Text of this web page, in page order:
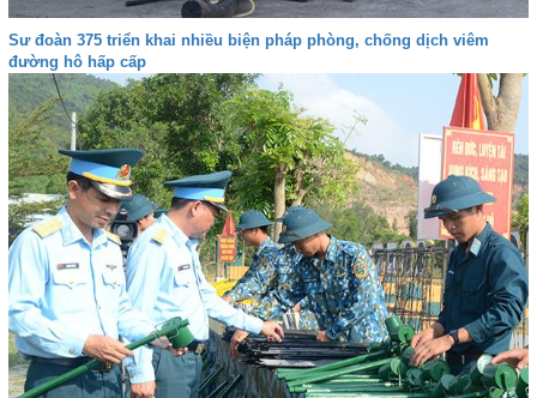
Sư đoàn 375 triển khai nhiều biện pháp phòng, chống dịch viêm
đường hô hấp cấp